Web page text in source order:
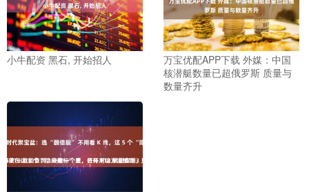
小牛配资 黑石, 开始招人
万宝优配APP下载 外媒：中国
核潜艇数量已超俄罗斯 质量与
数量齐升